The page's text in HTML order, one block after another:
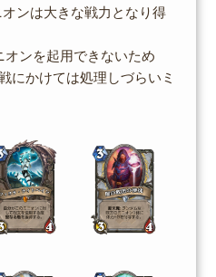
ンは大きな戦力となり得
ンを起用できないため
にかけては処理しづらいミ